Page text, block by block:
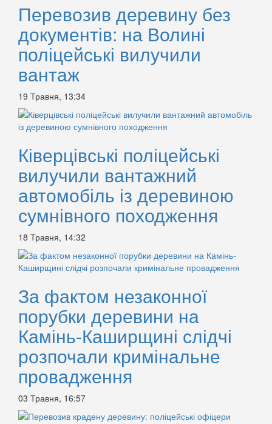
Перевозив деревину без
документів: на Волині
поліцейські вилучили
вантаж
19 Травня, 13:34
Ківерцівські поліцейські
вилучили вантажний
автомобіль із деревиною
сумнівного походження
18 Травня, 14:32
За фактом незаконної
порубки деревини на
Камінь-Каширщині слідчі
розпочали кримінальне
провадження
03 Травня, 16:57